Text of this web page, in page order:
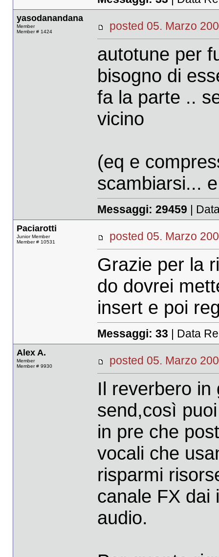
yasodanandana
Member
Member # 1424
posted 05. Marzo
autotune per
bisogno di
fa la parte ..
vicino
(eq e
scambiarsi...
Messaggi: 29459 |
Paciarotti
Junior Member
Member # 10531
posted 05. Marzo
Grazie per la
do dovrei
insert e poi
Messaggi: 33 | Data
Alex A.
Member
Member # 9930
posted 05. Marzo
Il reverbero in
send,così
in pre che
vocali che
risparmi
canale FX dai
audio.